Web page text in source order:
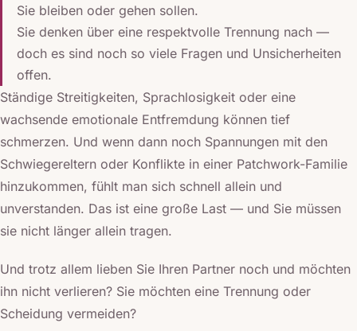
Sie bleiben oder gehen sollen.
Sie denken über eine respektvolle Trennung nach —
doch es sind noch so viele Fragen und Unsicherheiten
offen.
Ständige Streitigkeiten, Sprachlosigkeit oder eine
wachsende emotionale Entfremdung können tief
schmerzen. Und wenn dann noch Spannungen mit den
Schwiegereltern oder Konflikte in einer Patchwork-Familie
hinzukommen, fühlt man sich schnell allein und
unverstanden. Das ist eine große Last — und Sie müssen
sie nicht länger allein tragen.
Und trotz allem lieben Sie Ihren Partner noch und möchten
ihn nicht verlieren? Sie möchten eine Trennung oder
Scheidung vermeiden?